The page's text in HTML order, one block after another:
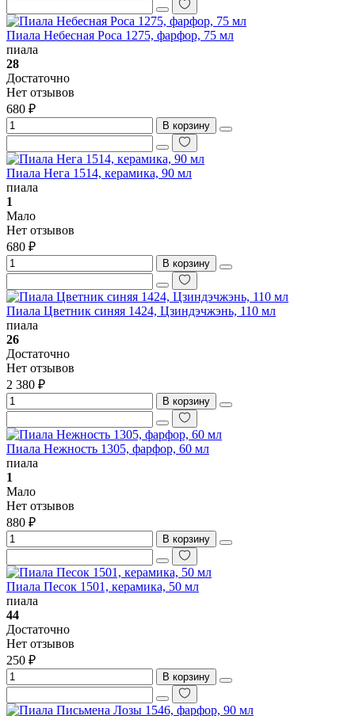
Пиала Небесная Роса 1275, фарфор, 75 мл
пиала
28
Достаточно
Нет отзывов
680 ₽
В корзину
Пиала Нега 1514, керамика, 90 мл
пиала
1
Мало
Нет отзывов
680 ₽
В корзину
Пиала Цветник синяя 1424, Цзиндэчжэнь, 110 мл
пиала
26
Достаточно
Нет отзывов
2 380 ₽
В корзину
Пиала Нежность 1305, фарфор, 60 мл
пиала
1
Мало
Нет отзывов
880 ₽
В корзину
Пиала Песок 1501, керамика, 50 мл
пиала
44
Достаточно
Нет отзывов
250 ₽
В корзину